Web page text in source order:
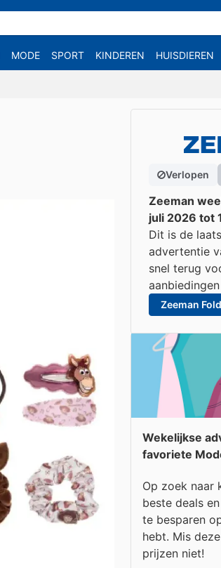
MODE SPORT KINDEREN HUISDIEREN
Verlopen
Zeeman
juli 2026 tot
Dit is de
advertentie
snel terug
Zeeman
Wekelijkse
favoriete
Op zoek naar
beste deals
te besparen
hebt. Mis
prijzen niet!